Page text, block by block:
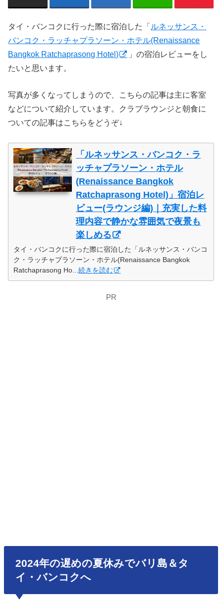
タイ・バンコクに行った際に宿泊した「ルネッサンス・
バンコク・ラッチャプラソーン・ホテル(Renaissance
Bangkok Ratchaprasong Hotel)
」の宿泊レビューをし
たいと思います。
写真が多くなってしまうので、こちらの記事は主に客室
などについて紹介しています。クラブラウンジと朝食に
ついての記事はこちらをどうぞ↓
「ルネッサンス・バンコク・ラ
ッチャプラソーン・ホテル
(Renaissance Bangkok
Ratchaprasong Hotel)」宿泊レ
ビュー(ラウンジ編)｜充実した料
理内容で静かな雰囲気で夜景も
楽しめる
タイ・バンコクに行った際に宿泊した「ルネッサンス・バンコ
ク・ラッチャプラソーン・ホテル(Renaissance Bangkok
Ratchaprasong Ho...続きを読む
PR
2024年の遅めの夏休みでバリ島＆タ
イ・バンコクへ